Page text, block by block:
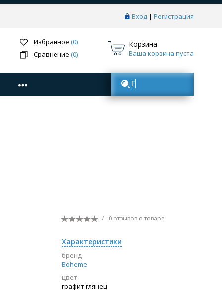
Вход | Регистрация
Избранное (0)
Сравнение (0)
Корзина
Ваша корзина пуста
Поиск товаров
/ 0 отзывов о товаре
Характеристики
бренд
Boheme
цвет
графит глянец